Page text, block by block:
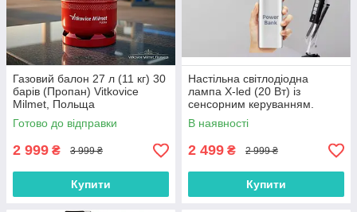
Газовий балон 27 л (11 кг) 30
барів (Пропан) Vitkovice
Milmet, Польща
Готово до відправки
2 999 ₴ 3 999 ₴
Купити
Настільна світлодіодна
лампа X-led (20 Вт) із
сенсорним керуванням.
Роботи від мережи і від
«Power Bank» (біла).
В наявності
2 499 ₴ 2 999 ₴
Купити